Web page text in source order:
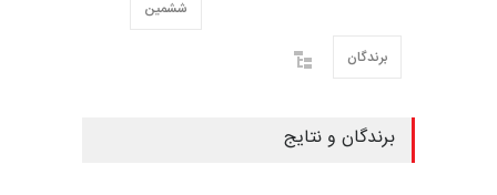
ششمین
برندگان
برندگان و نتایج